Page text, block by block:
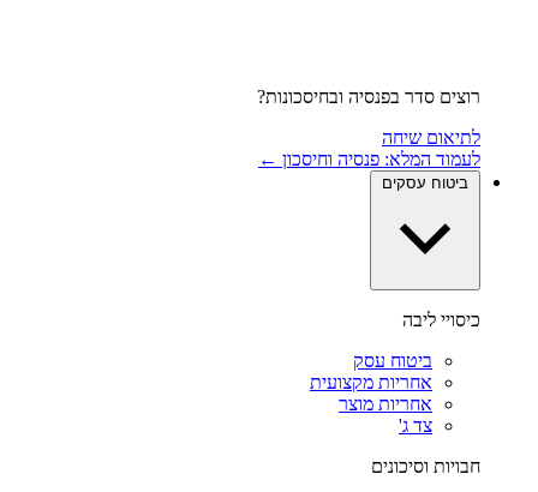
רוצים סדר בפנסיה ובחיסכונות?
לתיאום שיחה
לעמוד המלא: פנסיה וחיסכון ←
ביטוח עסקים
כיסויי ליבה
ביטוח עסק
אחריות מקצועית
אחריות מוצר
צד ג'
חבויות וסיכונים